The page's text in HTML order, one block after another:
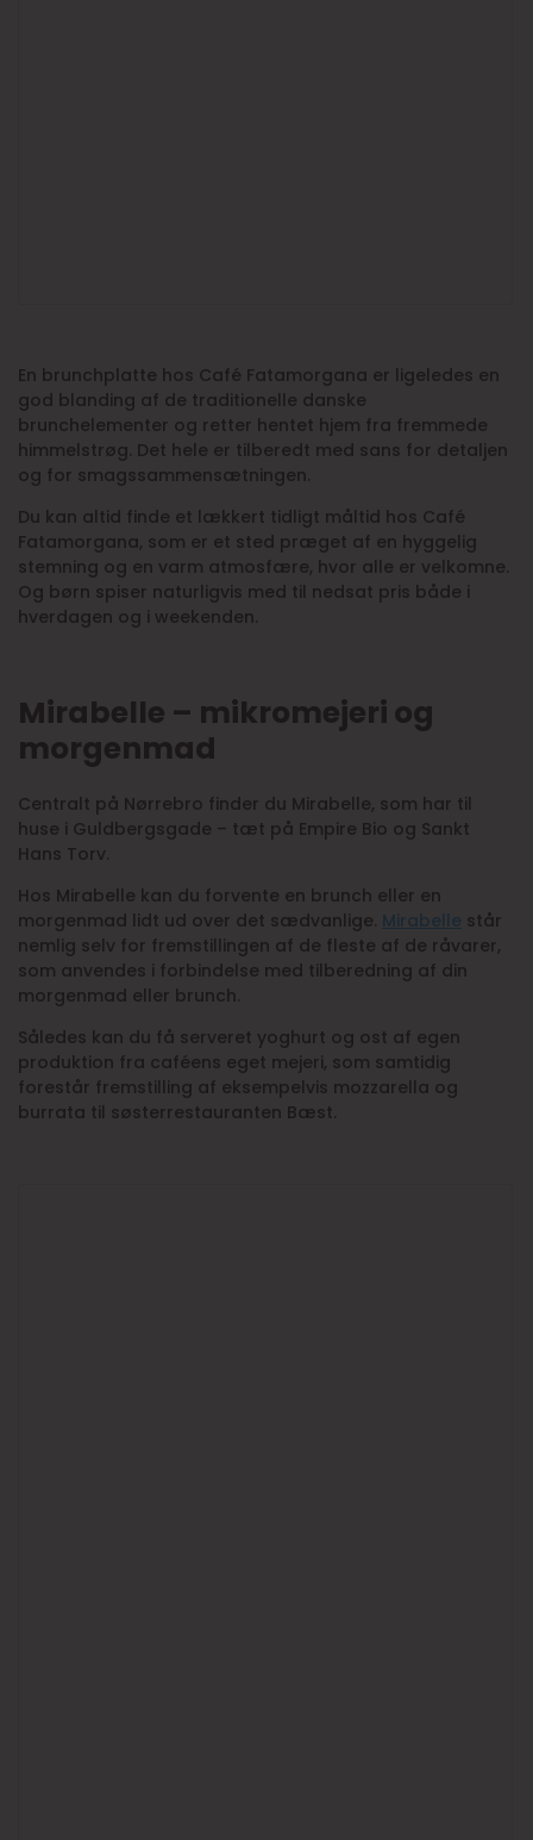
En brunchplatte hos Café Fatamorgana er ligeledes en
god blanding af de traditionelle danske
brunchelementer og retter hentet hjem fra fremmede
himmelstrøg. Det hele er tilberedt med sans for detaljen
og for smagssammensætningen.
Du kan altid finde et lækkert tidligt måltid hos Café
Fatamorgana, som er et sted præget af en hyggelig
stemning og en varm atmosfære, hvor alle er velkomne.
Og børn spiser naturligvis med til nedsat pris både i
hverdagen og i weekenden.
Mirabelle – mikromejeri og
morgenmad
Centralt på Nørrebro finder du Mirabelle, som har til
huse i Guldbergsgade – tæt på Empire Bio og Sankt
Hans Torv.
Hos Mirabelle kan du forvente en brunch eller en
morgenmad lidt ud over det sædvanlige. Mirabelle står
nemlig selv for fremstillingen af de fleste af de råvarer,
som anvendes i forbindelse med tilberedning af din
morgenmad eller brunch.
Således kan du få serveret yoghurt og ost af egen
produktion fra caféens eget mejeri, som samtidig
forestår fremstilling af eksempelvis mozzarella og
burrata til søsterrestauranten Bæst.